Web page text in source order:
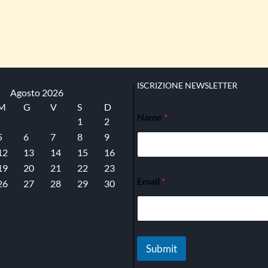
Agosto 2026
G V S
D
1
2
6 7 8
9
13 14 15
16
20 21 22
23
27 28 29
30
ISCRIZIONE NEWSLETTER
Name *
Email *
Submit